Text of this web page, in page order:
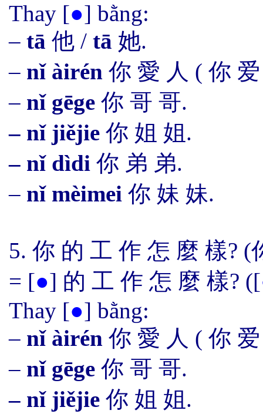
Thay [●] bằng:
– tā 他 / tā 她.
– nǐ àirén 你 愛 人 ( 你
– nǐ gēge 你 哥 哥.
– nǐ jiějie 你 姐 姐.
– nǐ dìdi 你 弟 弟.
– nǐ mèimei 你 妹 妹.
5. 你 的 工 作 怎 麼 樣? (
= [●] 的 工 作 怎 麼 樣? ([
Thay [●] bằng:
– nǐ àirén 你 愛 人 ( 你
– nǐ gēge 你 哥 哥.
– nǐ jiějie 你 姐 姐.